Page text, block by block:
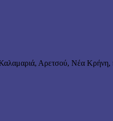
Αρετσού, Νέα Κρήνη,